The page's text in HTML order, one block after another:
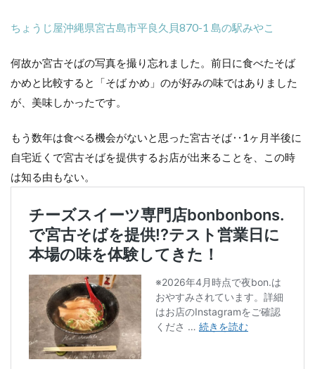
ちょうじ屋沖縄県宮古島市平良久貝870-1 島の駅みやこ
何故か宮古そばの写真を撮り忘れました。前日に食べたそば
かめと比較すると「そば かめ」のが好みの味ではありました
が、美味しかったです。
もう数年は食べる機会がないと思った宮古そば‥1ヶ月半後に
自宅近くで宮古そばを提供するお店が出来ることを、この時
は知る由もない。